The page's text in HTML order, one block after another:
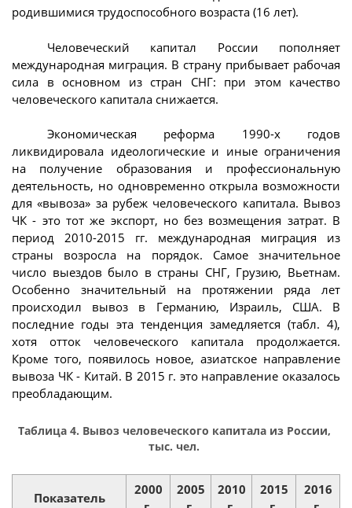
родившимися трудоспособного возраста (16 лет).
Человеческий капитал России пополняет
международная миграция. В страну прибывает рабочая
сила в основном из стран СНГ: при этом качество
человеческого капитала снижается.
Экономическая реформа 1990-х годов
ликвидировала идеологические и иные ограничения
на получение образования и профессиональную
деятельность, но одновременно открыла возможности
для «вывоза» за рубеж человеческого капитала. Вывоз
ЧК - это тот же экспорт, но без возмещения затрат. В
период 2010-2015 гг. международная миграция из
страны возросла на порядок. Самое значительное
число выездов было в страны СНГ, Грузию, Вьетнам.
Особенно значительный на протяжении ряда лет
происходил вывоз в Германию, Израиль, США. В
последние годы эта тенденция замедляется (табл. 4),
хотя отток человеческого капитала продолжается.
Кроме того, появилось новое, азиатское направление
вывоза ЧК - Китай. В 2015 г. это направление оказалось
преобладающим.
Таблица 4. Вывоз человеческого капитала из России,
тыс. чел.
Показатель
2000
2005
2010
2015
2016